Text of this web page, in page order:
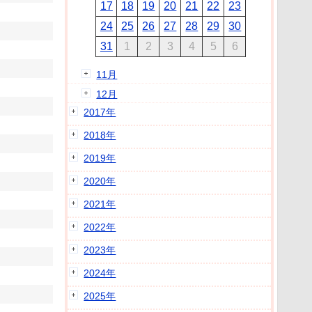
17 18 19 20 21 22
23
24
25 26 27 28 29
30
31
1 2 3 4 5 6
11月
12月
2017年
2018年
2019年
2020年
2021年
2022年
2023年
2024年
2025年